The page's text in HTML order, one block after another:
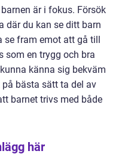
är i fokus. Försök
där du kan se ditt barn
fram emot att gå till
som en trygg och bra
känna sig bekväm
bästa sätt ta del av
barnet trivs med både
här